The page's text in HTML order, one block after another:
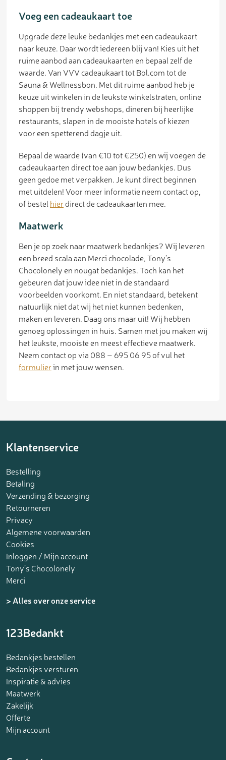
Voeg een cadeaukaart toe
Upgrade deze leuke bedankjes met een cadeaukaart
naar keuze. Daar wordt iedereen blij van! Kies uit het
ruime aanbod aan cadeaukaarten en bepaal zelf de
waarde. Van VVV cadeaukaart tot Bol.com tot de
Sauna & Wellnessbon. Met dit ruime aanbod heb je
keuze uit winkelen in de leukste winkelstraten, online
shoppen bij trendy webshops, dineren bij heerlijke
restaurants, slapen in de mooiste hotels of kiezen
voor een spetterend dagje uit.
Bepaal de waarde (van €10 tot €250) en wij voegen de
cadeaukaarten direct toe aan jouw bedankjes. Dus
geen gedoe met verpakken. Je kunt direct beginnen
met uitdelen! Voor meer informatie neem contact op,
of bestel hierdirect de cadeaukaarten mee.
Maatwerk
Ben je op zoek naar maatwerk bedankjes? Wij leveren
een breed scala aan Merci chocolade, Tony’s
Chocolonely en nougat bedankjes. Toch kan het
gebeuren dat jouw idee niet in de standaard
voorbeelden voorkomt. En niet standaard, betekent
natuurlijk niet dat wij het niet kunnen bedenken,
maken en leveren. Daag ons maar uit! Wij hebben
genoeg oplossingen in huis. Samen met jou maken wij
het leukste, mooiste en meest effectieve maatwerk.
Neem contact op via 088 – 695 06 95 of vul het
formulierin met jouw wensen.
Klantenservice
Bestelling
Betaling
Verzending & bezorging
Retourneren
Privacy
Algemene voorwaarden
Cookies
Inloggen / Mijn account
Tony’s Chocolonely
Merci
> Alles over onze service
123Bedankt
Bedankjes bestellen
Bedankjes versturen
Inspiratie & advies
Maatwerk
Zakelijk
Offerte
Mijn account